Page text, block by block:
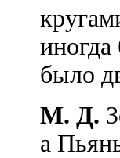
было
М. Д.
а